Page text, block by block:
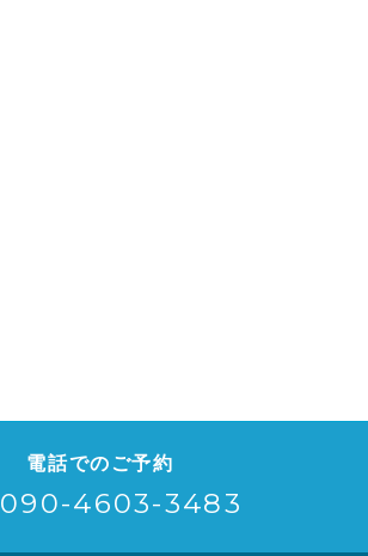
電話でのご予約
090-4603-3483